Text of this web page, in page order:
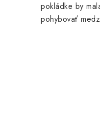
pokládke by
pohybovať